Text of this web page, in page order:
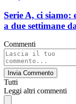
Serie A, ci
a due settimane
Commenti
Invia Commento
Tutti
Leggi altri commenti